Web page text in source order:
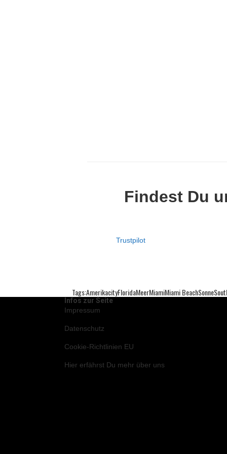
Findest Du
Trustpilot
Tags:AmerikaCityFloridaMeerMiamiMiami BeachSonne
Infos zur Seite
Impressum
Datenschutz
Cookie-Richtlinien EU
Hier erfährst Du mehr über uns